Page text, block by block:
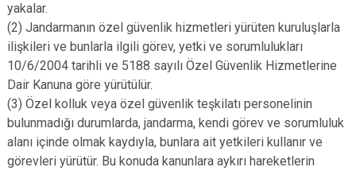
yakalar.
(2) Jandarmanın özel güvenlik hizmetleri yürüten kuruluşlarla
ilişkileri ve bunlarla ilgili görev, yetki ve sorumlulukları
10/6/2004 tarihli ve 5188 sayılı Özel Güvenlik Hizmetlerine
Dair Kanuna göre yürütülür.
(3) Özel kolluk veya özel güvenlik teşkilatı personelinin
bulunmadığı durumlarda, jandarma, kendi görev ve sorumluluk
alanı içinde olmak kaydıyla, bunlara ait yetkileri kullanır ve
görevleri yürütür. Bu konuda kanunlara aykırı hareketlerin